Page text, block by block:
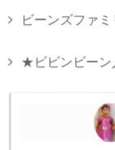
ビーンズファ
★ビビンビー